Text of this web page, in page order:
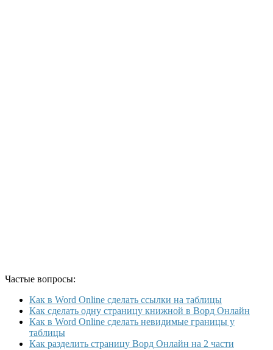
Частые вопросы:
Как в Word Online сделать ссылки на таблицы
Как сделать одну страницу книжной в Ворд Онлайн
Как в Word Online сделать невидимые границы у
таблицы
Как разделить страницу Ворд Онлайн на 2 части